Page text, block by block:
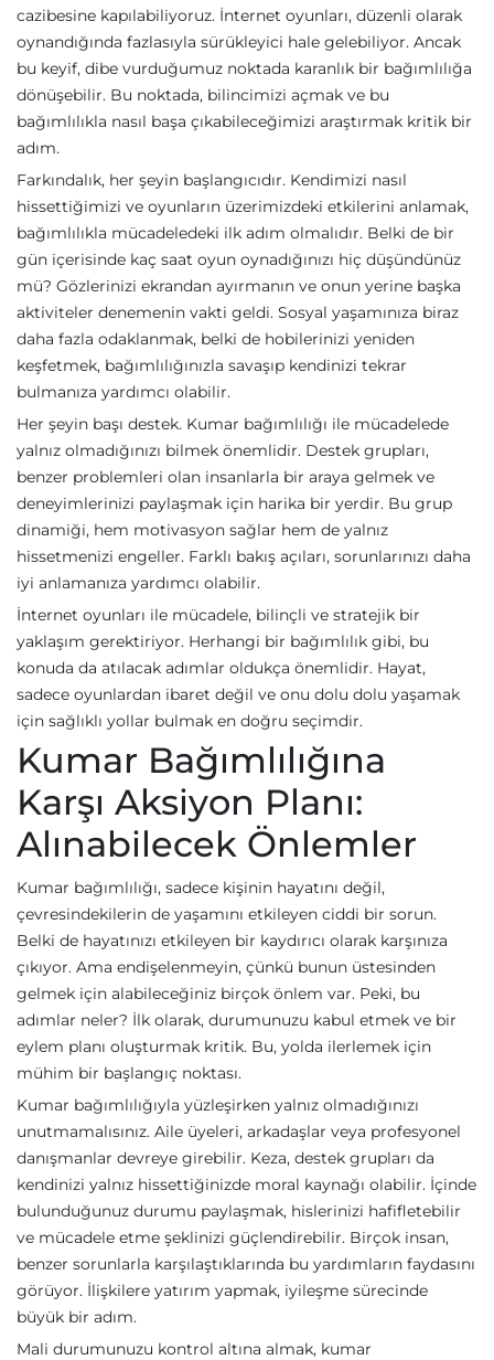
cazibesine kapılabiliyoruz. İnternet oyunları, düzenli olarak
oynandığında fazlasıyla sürükleyici hale gelebiliyor. Ancak
bu keyif, dibe vurduğumuz noktada karanlık bir bağımlılığa
dönüşebilir. Bu noktada, bilincimizi açmak ve bu
bağımlılıkla nasıl başa çıkabileceğimizi araştırmak kritik bir
adım.
Farkındalık, her şeyin başlangıcıdır. Kendimizi nasıl
hissettiğimizi ve oyunların üzerimizdeki etkilerini anlamak,
bağımlılıkla mücadeledeki ilk adım olmalıdır. Belki de bir
gün içerisinde kaç saat oyun oynadığınızı hiç düşündünüz
mü? Gözlerinizi ekrandan ayırmanın ve onun yerine başka
aktiviteler denemenin vakti geldi. Sosyal yaşamınıza biraz
daha fazla odaklanmak, belki de hobilerinizi yeniden
keşfetmek, bağımlılığınızla savaşıp kendinizi tekrar
bulmanıza yardımcı olabilir.
Her şeyin başı destek. Kumar bağımlılığı ile mücadelede
yalnız olmadığınızı bilmek önemlidir. Destek grupları,
benzer problemleri olan insanlarla bir araya gelmek ve
deneyimlerinizi paylaşmak için harika bir yerdir. Bu grup
dinamiği, hem motivasyon sağlar hem de yalnız
hissetmenizi engeller. Farklı bakış açıları, sorunlarınızı daha
iyi anlamanıza yardımcı olabilir.
İnternet oyunları ile mücadele, bilinçli ve stratejik bir
yaklaşım gerektiriyor. Herhangi bir bağımlılık gibi, bu
konuda da atılacak adımlar oldukça önemlidir. Hayat,
sadece oyunlardan ibaret değil ve onu dolu dolu yaşamak
için sağlıklı yollar bulmak en doğru seçimdir.
Kumar Bağımlılığına
Karşı Aksiyon Planı:
Alınabilecek Önlemler
Kumar bağımlılığı, sadece kişinin hayatını değil,
çevresindekilerin de yaşamını etkileyen ciddi bir sorun.
Belki de hayatınızı etkileyen bir kaydırıcı olarak karşınıza
çıkıyor. Ama endişelenmeyin, çünkü bunun üstesinden
gelmek için alabileceğiniz birçok önlem var. Peki, bu
adımlar neler? İlk olarak, durumunuzu kabul etmek ve bir
eylem planı oluşturmak kritik. Bu, yolda ilerlemek için
mühim bir başlangıç noktası.
Kumar bağımlılığıyla yüzleşirken yalnız olmadığınızı
unutmamalısınız. Aile üyeleri, arkadaşlar veya profesyonel
danışmanlar devreye girebilir. Keza, destek grupları da
kendinizi yalnız hissettiğinizde moral kaynağı olabilir. İçinde
bulunduğunuz durumu paylaşmak, hislerinizi hafifletebilir
ve mücadele etme şeklinizi güçlendirebilir. Birçok insan,
benzer sorunlarla karşılaştıklarında bu yardımların faydasını
görüyor. İlişkilere yatırım yapmak, iyileşme sürecinde
büyük bir adım.
Mali durumunuzu kontrol altına almak, kumar